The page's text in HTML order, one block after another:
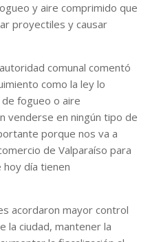
y aire comprimido que
proyectiles y causar
comunal comentó
como la ley lo
fogueo o aire
venderse en ningún tipo de
porque nos va a
de Valparaíso para
día tienen
acordaron mayor control
la ciudad, mantener la